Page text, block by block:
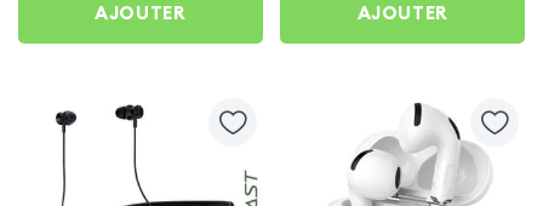
AJOUTER AJOUTER